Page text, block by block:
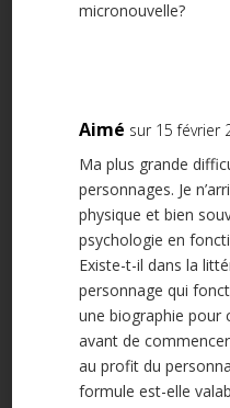
micronouvelle?
Aimé sur 15 février
Ma plus grande
personnages. Je
physique et bien
psychologie en
Existe-t-il dans la
personnage qui
une biographie pour
avant de
au profit du
formule est-elle